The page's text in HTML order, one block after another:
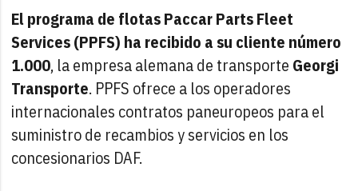
El programa de flotas Paccar Parts Fleet
Services (PPFS) ha recibido a su cliente número
1.000, la empresa alemana de transporte Georgi
Transporte. PPFS ofrece a los operadores
internacionales contratos paneuropeos para el
suministro de recambios y servicios en los
concesionarios DAF.